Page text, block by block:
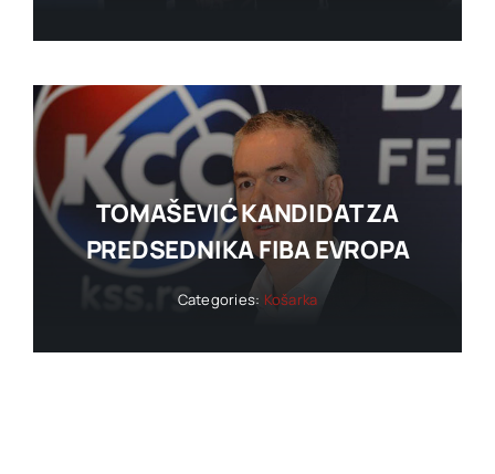
TOMAŠEVIĆ KANDIDAT ZA
PREDSEDNIKA FIBA EVROPA
Categories: Košarka